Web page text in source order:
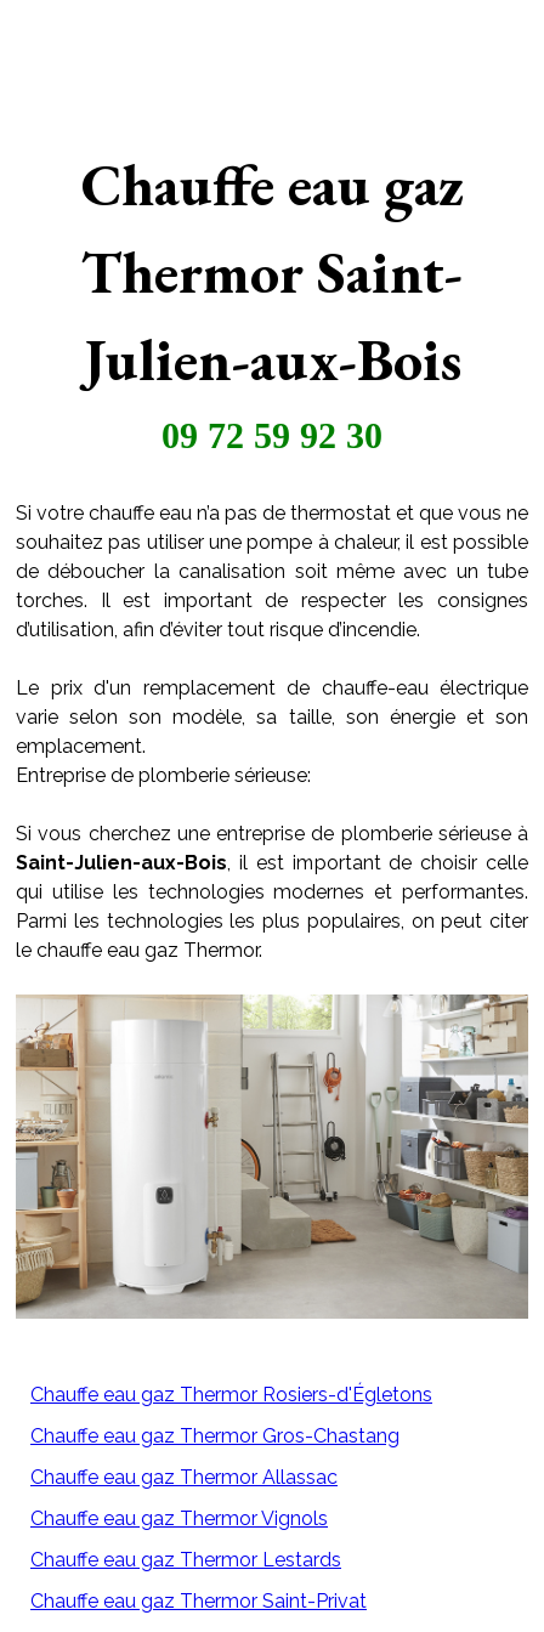
Chauffe eau gaz
Thermor Saint-
Julien-aux-Bois
09 72 59 92 30
Si votre chauffe eau n’a pas de thermostat et que vous ne
souhaitez pas utiliser une pompe à chaleur, il est possible
de déboucher la canalisation soit même avec un tube
torches. Il est important de respecter les consignes
d’utilisation, afin d’éviter tout risque d’incendie.
Le prix d'un remplacement de chauffe-eau électrique
varie selon son modèle, sa taille, son énergie et son
emplacement.
Entreprise de plomberie sérieuse:
Si vous cherchez une entreprise de plomberie sérieuse à
Saint-Julien-aux-Bois, il est important de choisir celle
qui utilise les technologies modernes et performantes.
Parmi les technologies les plus populaires, on peut citer
le chauffe eau gaz Thermor.
Chauffe eau gaz Thermor Rosiers-d'Égletons
Chauffe eau gaz Thermor Gros-Chastang
Chauffe eau gaz Thermor Allassac
Chauffe eau gaz Thermor Vignols
Chauffe eau gaz Thermor Lestards
Chauffe eau gaz Thermor Saint-Privat